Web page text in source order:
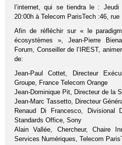
l’internet, qui se tiendra le :
20:00h à Telecom ParisTech :46, rue
Afin de réfléchir sur « le
écosystèmes », Jean-Pierre
Forum, Conseiller de l’IREST,
de:
Jean-Paul Cottet, Directeur
Groupe, France Telecom Orange
Jean-Dominique Pit, Directeur de la
Jean-Marc Tassetto, Directeur
Renaud Di Francesco, Divisional
Standards Office, Sony
Alain Vallée, Chercheur, Chaire
Services Numériques, Telecom